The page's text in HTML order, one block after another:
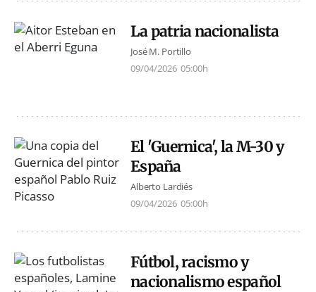
La patria nacionalista
José M. Portillo
09/04/2026 05:00h
El 'Guernica', la M-30 y
España
Alberto Lardiés
09/04/2026 05:00h
Fútbol, racismo y
nacionalismo español